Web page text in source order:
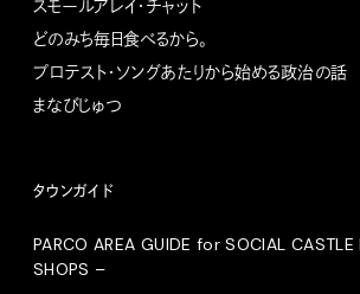
スモールアレイ・チャット
どのみち毎日食べるから。
プロテスト・ソングあたりから始める政治の話
まなびじゅつ
タウンガイド
PARCO AREA GUIDE for SOCIAL
SHOPS –